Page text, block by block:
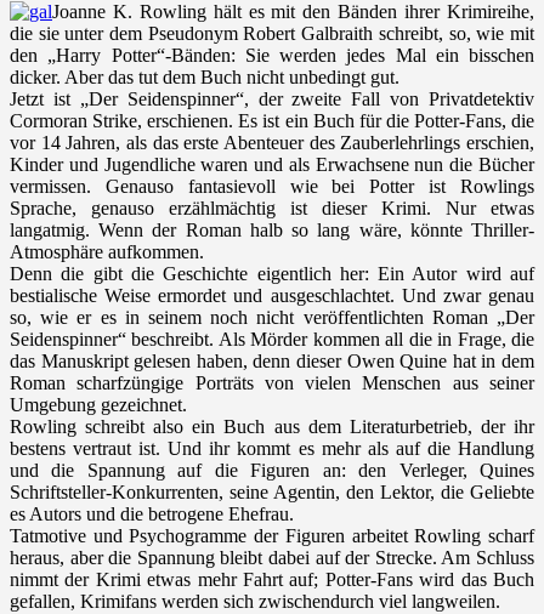
Joanne K. Rowling hält es mit den Bänden ihrer Krimireihe,
die sie unter dem Pseudonym Robert Galbraith schreibt, so, wie mit
den „Harry Potter“-Bänden: Sie werden jedes Mal ein bisschen
dicker. Aber das tut dem Buch nicht unbedingt gut.
Jetzt ist „Der Seidenspinner“, der zweite Fall von Privatdetektiv
Cormoran Strike, erschienen. Es ist ein Buch für die Potter-Fans, die
vor 14 Jahren, als das erste Abenteuer des Zauberlehrlings erschien,
Kinder und Jugendliche waren und als Erwachsene nun die Bücher
vermissen. Genauso fantasievoll wie bei Potter ist Rowlings
Sprache, genauso erzählmächtig ist dieser Krimi. Nur etwas
langatmig. Wenn der Roman halb so lang wäre, könnte Thriller-
Atmosphäre aufkommen.
Denn die gibt die Geschichte eigentlich her: Ein Autor wird auf
bestialische Weise ermordet und ausgeschlachtet. Und zwar genau
so, wie er es in seinem noch nicht veröffentlichten Roman „Der
Seidenspinner“ beschreibt. Als Mörder kommen all die in Frage, die
das Manuskript gelesen haben, denn dieser Owen Quine hat in dem
Roman scharfzüngige Porträts von vielen Menschen aus seiner
Umgebung gezeichnet.
Rowling schreibt also ein Buch aus dem Literaturbetrieb, der ihr
bestens vertraut ist. Und ihr kommt es mehr als auf die Handlung
und die Spannung auf die Figuren an: den Verleger, Quines
Schriftsteller-Konkurrenten, seine Agentin, den Lektor, die Geliebte
es Autors und die betrogene Ehefrau.
Tatmotive und Psychogramme der Figuren arbeitet Rowling scharf
heraus, aber die Spannung bleibt dabei auf der Strecke. Am Schluss
nimmt der Krimi etwas mehr Fahrt auf; Potter-Fans wird das Buch
gefallen, Krimifans werden sich zwischendurch viel langweilen.